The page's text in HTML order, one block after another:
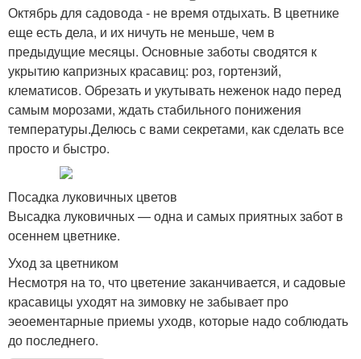
Октябрь для садовода - не время отдыхать. В цветнике
еще есть дела, и их ничуть не меньше, чем в
предыдущие месяцы. Основные заботы сводятся к
укрытию капризных красавиц: роз, гортензий,
клематисов. Обрезать и укутывать неженок надо перед
самым морозами, ждать стабильного понижения
температуры.Делюсь с вами секретами, как сделать все
просто и быстро.
Посадка луковичных цветов
Высадка луковичных — одна и самых приятных забот в
осеннем цветнике.
Уход за цветником
Несмотря на то, что цветение заканчивается, и садовые
красавицы уходят на зимовку не забывает про
эеоементарные приемы уходв, которые надо соблюдать
до последнего.